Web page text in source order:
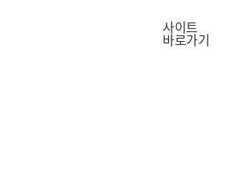
사이트
바로가기